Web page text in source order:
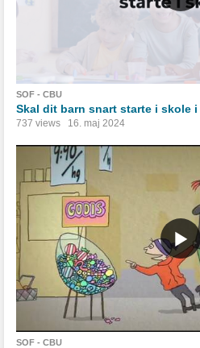
SOF - CBU
Skal dit barn snart starte i skole
737 views 16. maj 2024
SOF - CBU